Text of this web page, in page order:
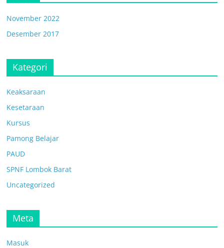
November 2022
Desember 2017
Kategori
Keaksaraan
Kesetaraan
Kursus
Pamong Belajar
PAUD
SPNF Lombok Barat
Uncategorized
Meta
Masuk